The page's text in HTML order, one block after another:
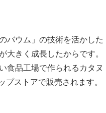
バウム」の技術を活かした
大きく成長したからです。
食品工場で作られるカタヌ
ストアで販売されます。